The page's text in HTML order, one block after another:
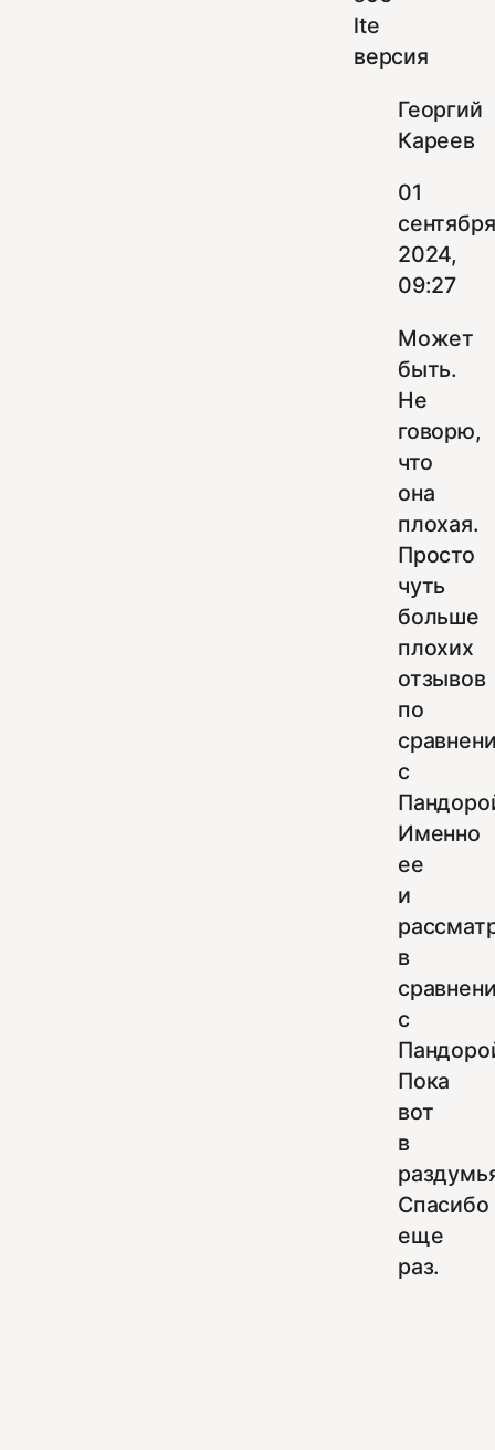
lte
версия
Георгий
Кареев
01
сентября
2024,
09:27
Может
быть.
Не
говорю,
что
она
плохая.
Просто
чуть
больше
плохих
отзывов
по
с
Именно
ее
и
в
с
Пока
вот
в
Спасибо
еще
раз.